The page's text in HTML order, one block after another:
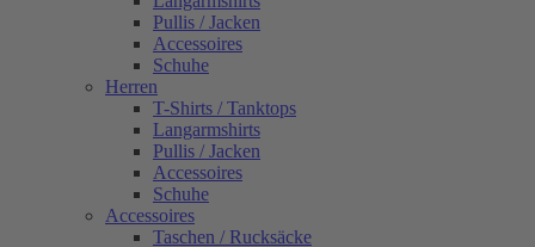
Pullis / Jacken
Accessoires
Schuhe
Herren
T-Shirts / Tanktops
Langarmshirts
Pullis / Jacken
Accessoires
Schuhe
Accessoires
Taschen / Rucksäcke